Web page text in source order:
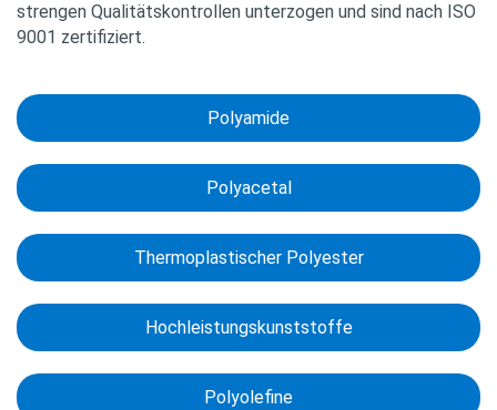
strengen Qualitäts­kontrollen unterzogen und sind nach ISO
9001 zertifiziert.
Polyamide
Polyacetal
Thermo­plastischer Polyester
Hochleistungs­kunststoffe
Polyolefine